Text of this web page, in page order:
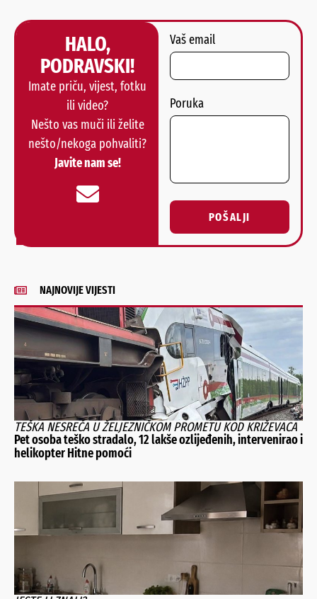
HALO,
PODRAVSKI!
Imate priču, vijest, fotku
ili video?
Nešto vas muči ili želite
nešto/nekoga pohvaliti?
Javite nam se!
Vaš email
Poruka
POŠALJI
Alternative:
NAJNOVIJE VIJESTI
TEŠKA NESREĆA U ŽELJEZNIČKOM PROMETU KOD KRIŽEVACA
Pet osoba teško stradalo, 12 lakše ozlijeđenih, intervenirao i
helikopter Hitne pomoći